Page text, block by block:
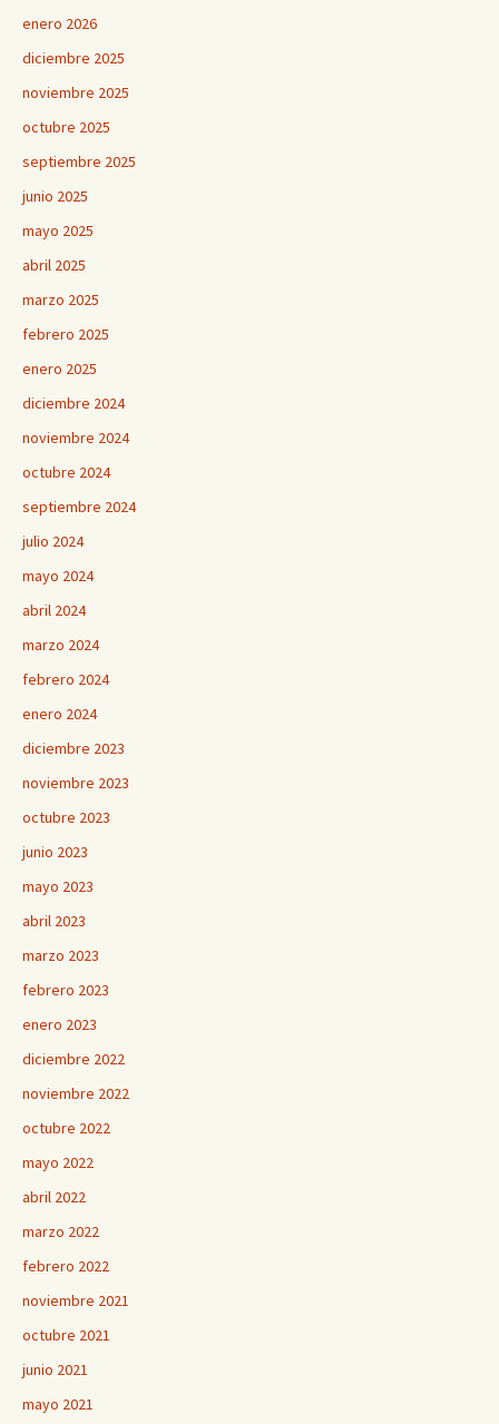
enero 2026
diciembre 2025
noviembre 2025
octubre 2025
septiembre 2025
junio 2025
mayo 2025
abril 2025
marzo 2025
febrero 2025
enero 2025
diciembre 2024
noviembre 2024
octubre 2024
septiembre 2024
julio 2024
mayo 2024
abril 2024
marzo 2024
febrero 2024
enero 2024
diciembre 2023
noviembre 2023
octubre 2023
junio 2023
mayo 2023
abril 2023
marzo 2023
febrero 2023
enero 2023
diciembre 2022
noviembre 2022
octubre 2022
mayo 2022
abril 2022
marzo 2022
febrero 2022
noviembre 2021
octubre 2021
junio 2021
mayo 2021